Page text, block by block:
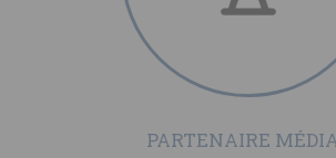
PARTENAIRE